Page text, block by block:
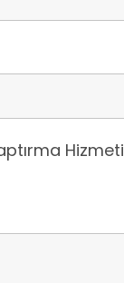
Hizmeti